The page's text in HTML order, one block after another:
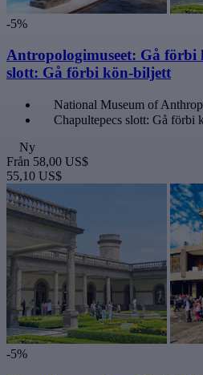
-5%
Antropologimuseet: Gå förbi
slott: Gå förbi kön-biljett
National Museum of
Chapultepecs slott: Gå förbi
Ny
Från 58,00 US$
55,10 US$
-5%